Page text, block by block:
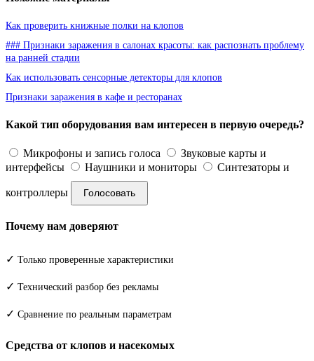
Как проверить книжные полки на клопов
### Признаки заражения в салонах красоты: как распознать проблему
на ранней стадии
Как использовать сенсорные детекторы для клопов
Признаки заражения в кафе и ресторанах
Какой тип оборудования вам интересен в первую очередь?
Микрофоны и запись голоса
Звуковые карты и
интерфейсы
Наушники и мониторы Синтезаторы и
контроллеры Голосовать
Почему нам доверяют
✓ Только проверенные характеристики
✓ Технический разбор без рекламы
✓ Сравнение по реальным параметрам
Средства от клопов и насекомых